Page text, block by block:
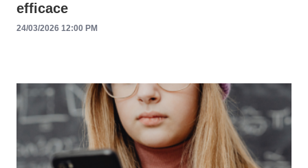
efficace
24/03/2026 12:00 PM